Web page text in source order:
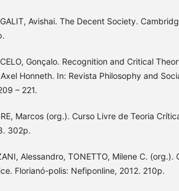
Avishai. The Decent Society.
Gonçalo. Recognition and Critical
Honneth. In: Revista Philosophy and
– 221.
Marcos (org.). Curso Livre de Teoria
302p.
Alessandro, TONETTO, Milene C.
Florianó-polis: Nefiponline, 2012. 210p.